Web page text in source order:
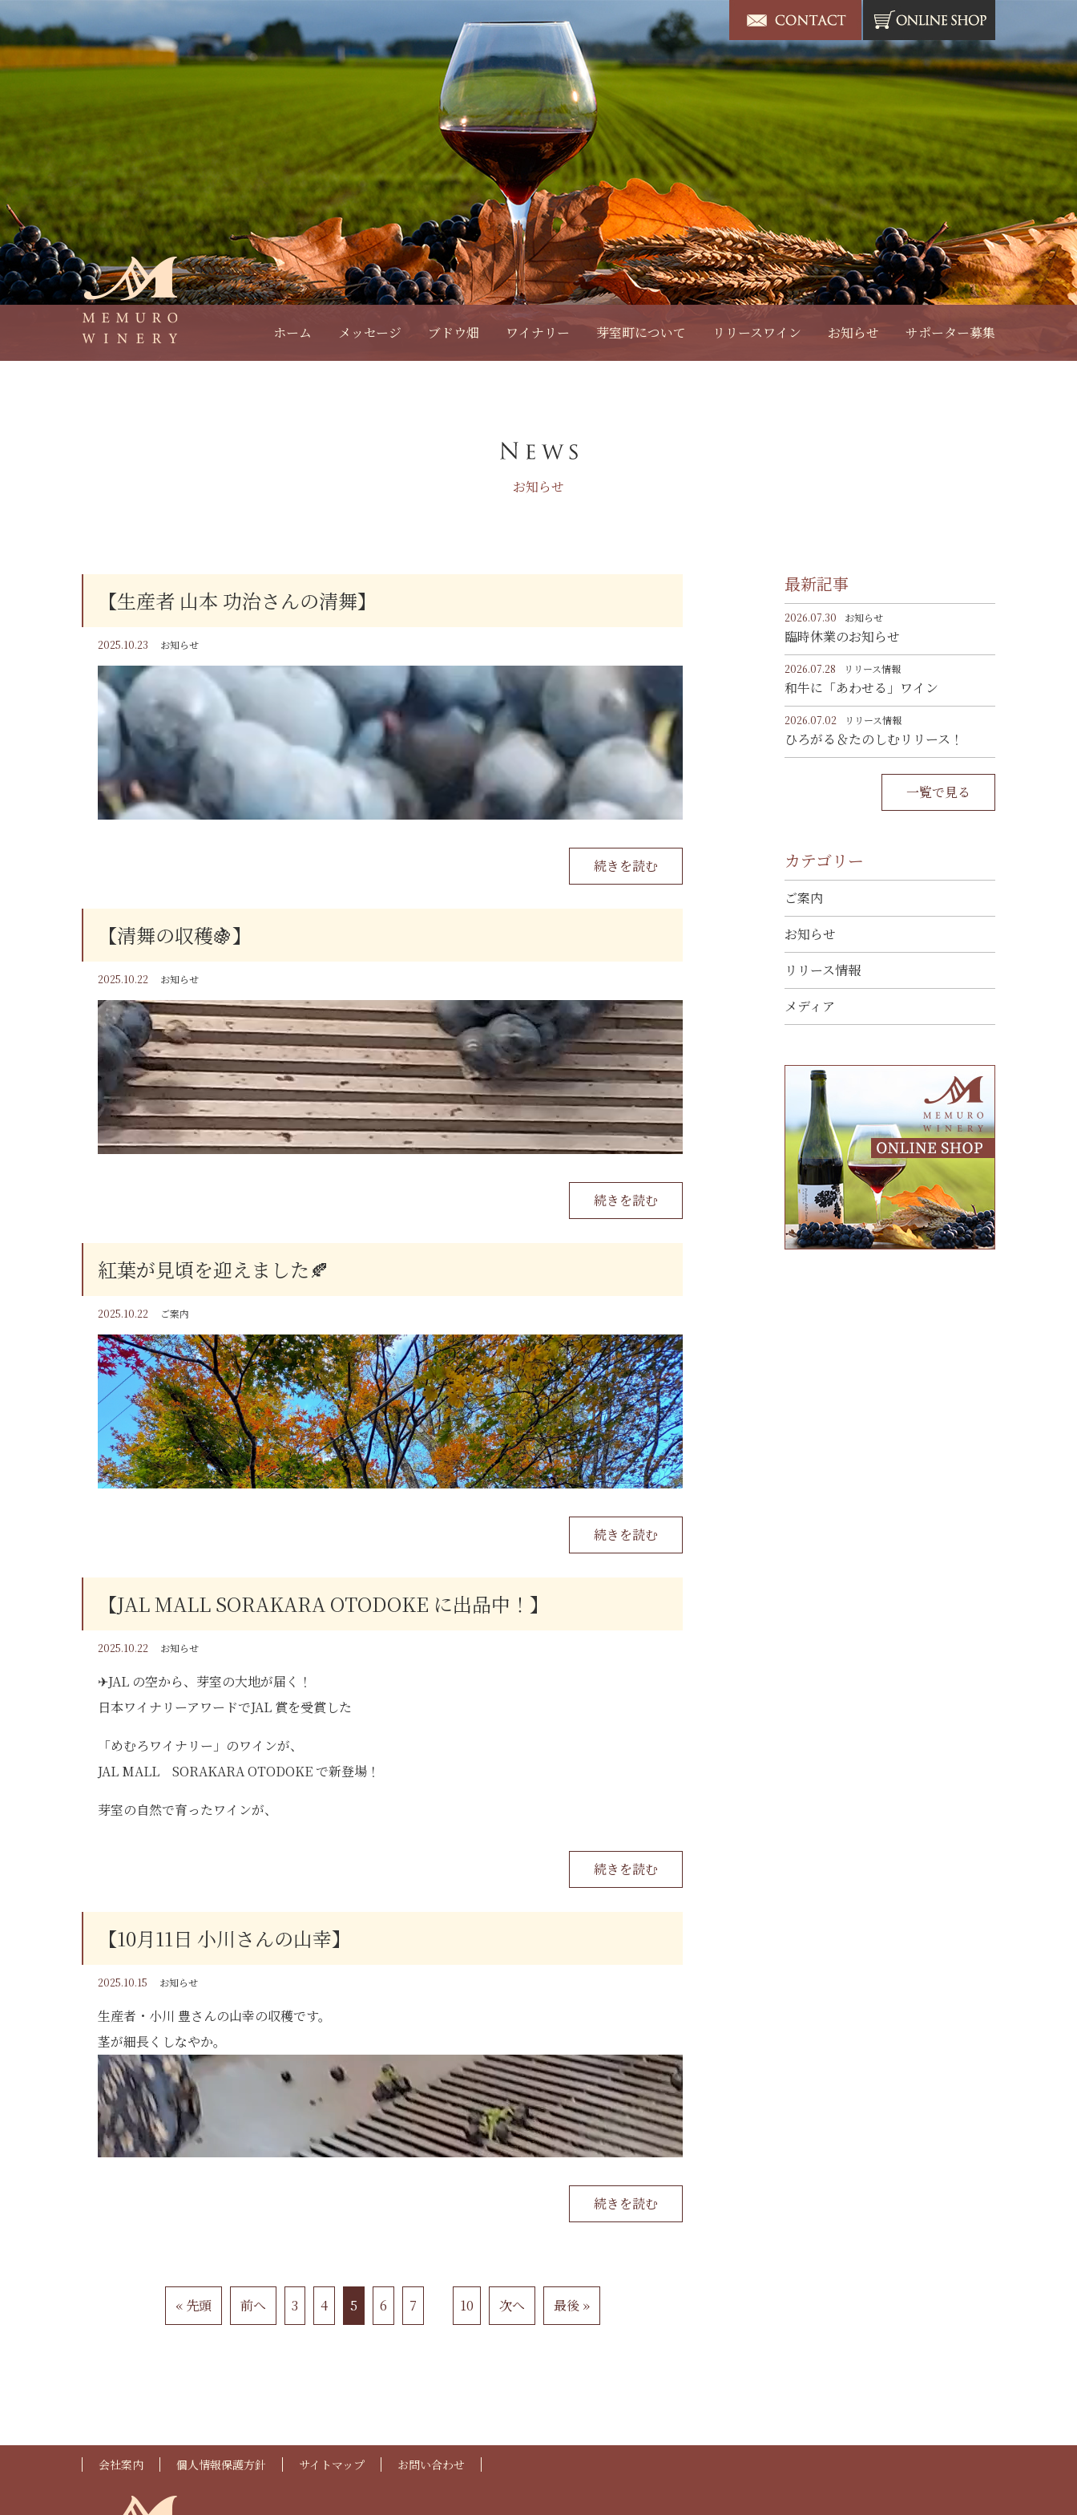
ホーム メッセージ ブドウ畑 ワイナリー 芽室町について リリースワイン お知らせ サポーター募集
お知らせ
【生産者 山本 功治さんの清舞】
2025.10.23 お知らせ
続きを読む
【清舞の収穫🍇】
2025.10.22 お知らせ
十勝は先週から冷え込みが厳しくなってきました。
今週の23日(木)あたりから
明け方のマイナス気温がつづく予報…
よいコンディションのうちに収穫です。
続きを読む
紅葉が見頃を迎えました🍂
2025.10.22 ご案内
色とりどりの紅葉が織りなす絶景のシーズン。
紅葉を愛でながら、
特別なワインのひとときを。
続きを読む
【JAL MALL SORAKARA OTODOKE に出品中！】
2025.10.22 お知らせ
✈JAL の空から、芽室の大地が届く！
日本ワイナリーアワードでJAL 賞を受賞した
「めむろワイナリー」のワインが、
JAL MALL SORAKARA OTODOKE で新登場！
芽室の自然で育ったワインが、
詳細はこちら！
続きを読む
【10月11日 小川さんの山幸】
2025.10.15 お知らせ
生産者・小川 豊さんの山幸の収穫です。
茎が細長くしなやか。
続きを読む
« 先頭 前へ 3 4 5 6 7 10 次へ 最後 »
最新記事
2026.07.30 お知らせ
臨時休業のお知らせ
2026.07.28 リリース情報
和牛に「あわせる」ワイン
2026.07.02 リリース情報
ひろがる＆たのしむリリース！
一覧で見る
カテゴリー
ご案内
お知らせ
リリース情報
メディア
会社案内 個人情報保護方針 サイトマップ お問い合わせ